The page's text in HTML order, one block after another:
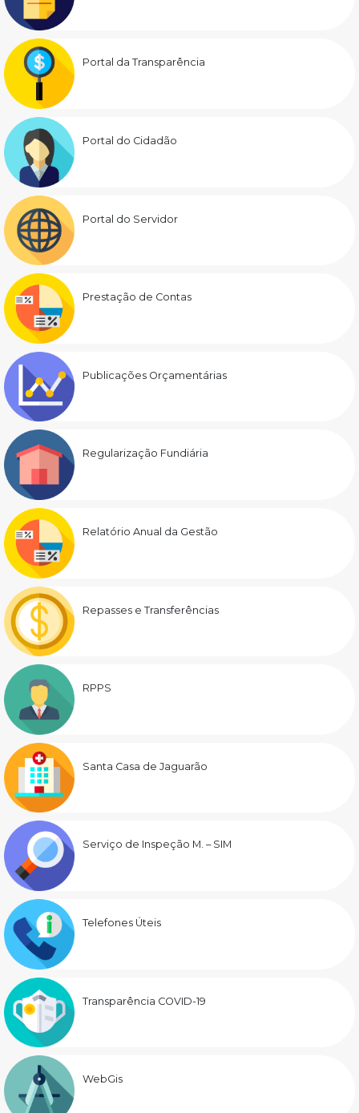
Portal da Transparência
Portal do Cidadão
Portal do Servidor
Prestação de Contas
Publicações Orçamentárias
Regularização Fundiária
Relatório Anual da Gestão
Repasses e Transferências
RPPS
Santa Casa de Jaguarão
Serviço de Inspeção M. – SIM
Telefones Úteis
Transparência COVID-19
WebGis